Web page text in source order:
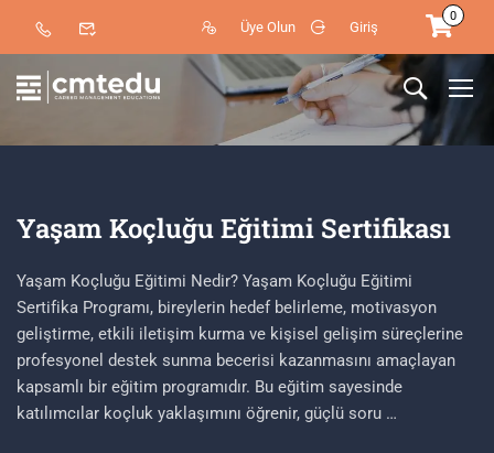
Üye Olun Giriş
0
Yaşam Koçluğu Eğitimi Sertifikası
Yaşam Koçluğu Eğitimi Nedir? Yaşam Koçluğu Eğitimi
Sertifika Programı, bireylerin hedef belirleme, motivasyon
geliştirme, etkili iletişim kurma ve kişisel gelişim süreçlerine
profesyonel destek sunma becerisi kazanmasını amaçlayan
kapsamlı bir eğitim programıdır. Bu eğitim sayesinde
katılımcılar koçluk yaklaşımını öğrenir, güçlü soru …